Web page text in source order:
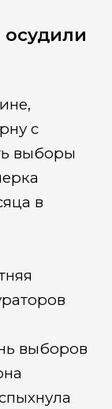
с
выборы
в
выборов